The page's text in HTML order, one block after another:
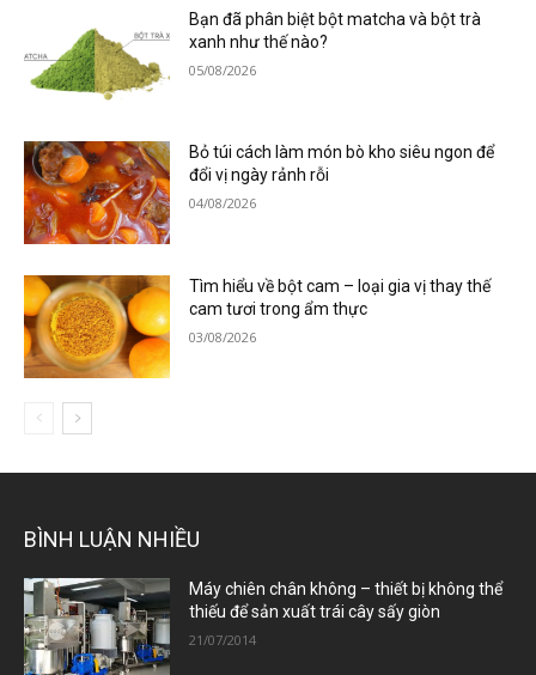
Bạn đã phân biệt bột matcha và bột trà
xanh như thế nào?
05/08/2026
Bỏ túi cách làm món bò kho siêu ngon để
đổi vị ngày rảnh rỗi
04/08/2026
Tìm hiểu về bột cam – loại gia vị thay thế
cam tươi trong ẩm thực
03/08/2026
BÌNH LUẬN NHIỀU
Máy chiên chân không – thiết bị không thể
thiếu để sản xuất trái cây sấy giòn
21/07/2014